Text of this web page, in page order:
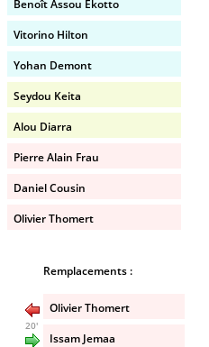
Benoît Assou Ekotto
Vitorino Hilton
Yohan Demont
Seydou Keita
Alou Diarra
Pierre Alain Frau
Daniel Cousin
Olivier Thomert
Remplacements :
Olivier Thomert
20'
Issam Jemaa